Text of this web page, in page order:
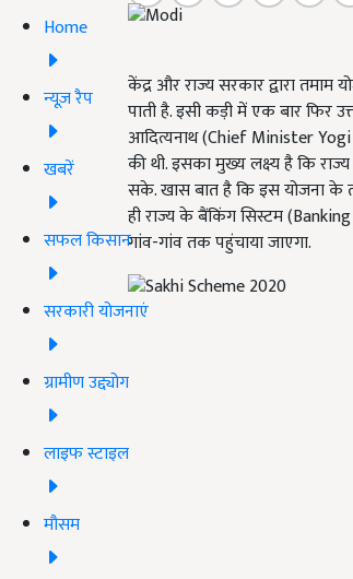
Home
न्यूज़ रैप
खबरें
सफल किसान
सरकारी योजनाएं
ग्रामीण उद्द्योग
लाइफ स्टाइल
मौसम
केंद्र और राज्य सरकार द्वारा
पाती है. इसी कड़ी में एक बार फिर
आदित्यनाथ (Chief Minister
की थी. इसका मुख्य लक्ष्य है कि
सके. खास बात है कि इस योजना के
ही राज्य के बैंकिंग सिस्टम
गांव-गांव तक पहुंचाया जाएगा.